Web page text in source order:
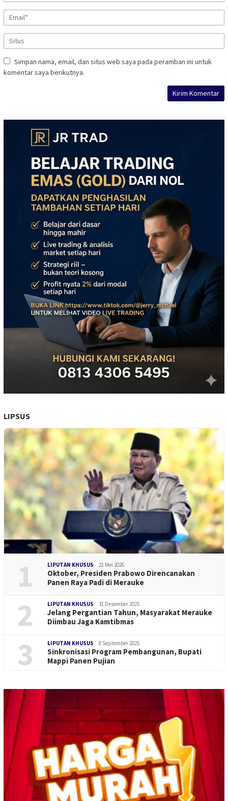
Simpan nama, email, dan situs web saya pada peramban ini untuk
komentar saya berikutnya.
LIPSUS
1 LIPUTAN KHUSUS 21 Mei 2026
Oktober, Presiden Prabowo Direncanakan
Panen Raya Padi di Merauke
2 LIPUTAN KHUSUS 31 Desember 2025
Jelang Pergantian Tahun, Masyarakat Merauke
Diimbau Jaga Kamtibmas
3 LIPUTAN KHUSUS 8 September 2025
Sinkronisasi Program Pembangunan, Bupati
Mappi Panen Pujian